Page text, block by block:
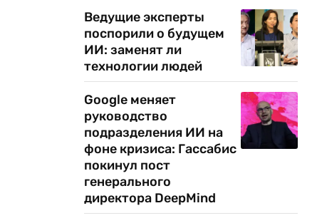
Ведущие эксперты
поспорили о будущем
ИИ: заменят ли
технологии людей
Google меняет
руководство
подразделения ИИ на
фоне кризиса: Гассабис
покинул пост
генерального
директора DeepMind